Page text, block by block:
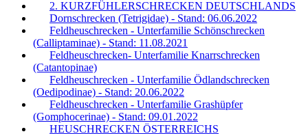
2. KURZFÜHLERSCHRECKEN DEUTSCHLANDS
Dornschrecken (Tetrigidae) - Stand: 06.06.2022
Feldheuschrecken - Unterfamilie Schönschrecken
(Calliptaminae) - Stand: 11.08.2021
Feldheuschrecken- Unterfamilie Knarrschrecken
(Catantopinae)
Feldheuschrecken - Unterfamilie Ödlandschrecken
(Oedipodinae) - Stand: 20.06.2022
Feldheuschrecken - Unterfamilie Grashüpfer
(Gomphocerinae) - Stand: 09.01.2022
HEUSCHRECKEN ÖSTERREICHS